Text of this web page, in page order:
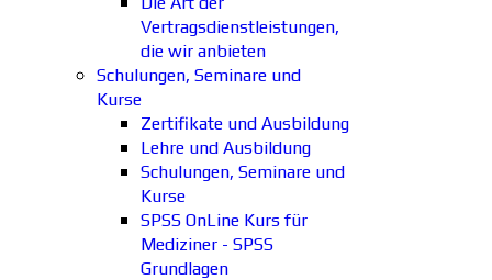
Vertragsdienstleistungen,
die wir anbieten
Schulungen, Seminare und
Kurse
Zertifikate und Ausbildung
Lehre und Ausbildung
Schulungen, Seminare und
Kurse
SPSS OnLine Kurs für
Mediziner - SPSS
Grundlagen